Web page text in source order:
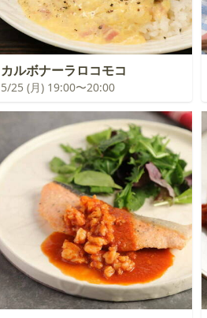
カルボナーラロコモコ
5/25 (月) 19:00〜20:00